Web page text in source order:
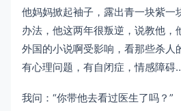
他妈妈掀起袖子，露出青一块紫一
办法，他这两年很叛逆，说教他，
外国的小说啊受影响，看那些杀人
有心理问题，有自闭症，情感障
我问：“你带他去看过医生了吗？”